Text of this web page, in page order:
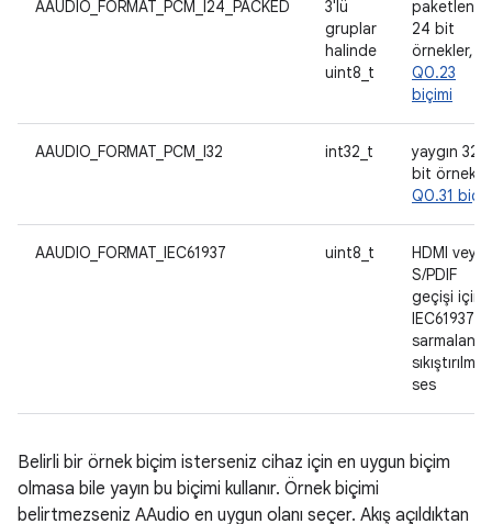
AAUDIO_FORMAT_PCM_I24_PACKED
3'lü
gruplar
halinde
uint8_t
24 bit
örnekler,
Q0.23
biçimi
AAUDIO_FORMAT_PCM_I32 int32_t
yaygın 32
bit
Q0.31
AAUDIO_FORMAT_IEC61937 uint8_t
HDMI veya
S/PDIF
geçişi için
sıkıştırılmış
ses
Belirli bir örnek biçim isterseniz cihaz için en uygun biçim
olmasa bile yayın bu biçimi kullanır. Örnek biçimi
belirtmezseniz AAudio en uygun olanı seçer. Akış açıldıktan